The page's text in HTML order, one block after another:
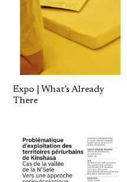
Expo | What’s Already
There